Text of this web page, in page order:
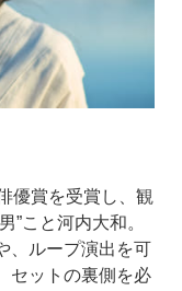
優賞を受賞し、観
”こと河内大和。
、ループ演出を可
セットの裏側を必